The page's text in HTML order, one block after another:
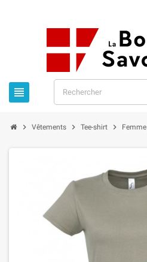

 Vêtements  Tee-shirt  Femme